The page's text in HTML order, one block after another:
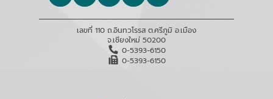
เลขที่ 110 ถ.อินทวโรรส ต.ศรีภูมิ อ.เมือง
จ.เชียงใหม่ 50200
0-5393-6150
0-5393-6150